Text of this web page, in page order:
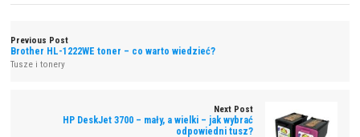
Previous Post
Brother HL-1222WE toner – co warto wiedzieć?
Tusze i tonery
Next Post
HP DeskJet 3700 – mały, a wielki – jak wybrać
odpowiedni tusz?